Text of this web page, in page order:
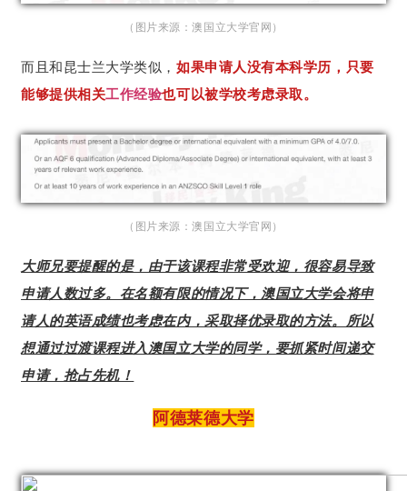
（图片来源：澳国立大学官网）
而且和昆士兰大学类似， 如果申请人没有本科学历，只要
能够提供相关工作经验也可以被学校考虑录取。
（图片来源：澳国立大学官网）
大师兄要提醒的是，由于该课程非常受欢迎，很容易导致
申请人数过多。在名额有限的情况下，澳国立大学会将申
请人的英语成绩也考虑在内，采取择优录取的方法。所以
想通过过渡课程进入澳国立大学的同学，要抓紧时间递交
申请，抢占先机！
阿德莱德大学